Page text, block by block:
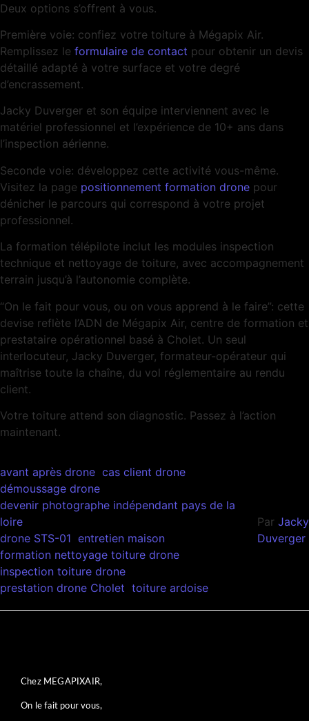
Deux options s’offrent à vous.
Première voie: confiez votre toiture à Mégapix Air.
Remplissez le formulaire de contact pour obtenir un devis
détaillé adapté à votre surface et votre degré
d’encrassement.
Jacky Duverger et son équipe interviennent avec le
matériel professionnel et l’expérience de 10+ ans dans
l’inspection aérienne.
Seconde voie: développez cette activité vous-même.
Visitez la page positionnement formation drone pour
dénicher le parcours qui correspond à votre projet
professionnel.
La formation télépilote inclut les modules inspection
technique et nettoyage de toiture, avec accompagnement
terrain jusqu’à l’autonomie complète.
“On le fait pour vous, ou on vous apprend à le faire”: cette
devise reflète l’ADN de Mégapix Air, centre de formation et
prestataire opérationnel basé à Cholet. Un seul
interlocuteur, Jacky Duverger, formateur-opérateur qui
maîtrise toute la chaîne, du vol réglementaire au rendu
client.
Votre toiture attend son diagnostic. Passez à l’action
maintenant.
avant après drone cas client drone
démoussage drone
devenir photographe indépendant pays de la
loire
drone STS-01 entretien maison
formation nettoyage toiture drone
inspection toiture drone
prestation drone Cholet toiture ardoise
Par Jacky
Duverger
Chez MEGAPIXAIR,
On le fait pour vous,